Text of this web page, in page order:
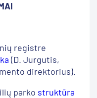
registre
(D. Jurgutis,
direktorius).
parko struktūra